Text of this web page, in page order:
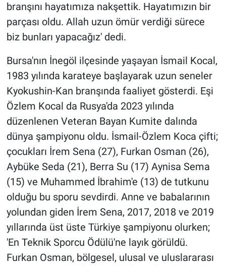
branşını hayatımıza nakşettik. Hayatımızın bir
parçası oldu. Allah uzun ömür verdiği sürece
biz bunları yapacağız' dedi.
Bursa'nın İnegöl ilçesinde yaşayan İsmail Kocal,
1983 yılında karateye başlayarak uzun seneler
Kyokushin-Kan branşında faaliyet gösterdi. Eşi
Özlem Kocal da Rusya'da 2023 yılında
düzenlenen Veteran Bayan Kumite dalında
dünya şampiyonu oldu. İsmail-Özlem Koca çifti;
çocukları İrem Sena (27), Furkan Osman (26),
Aybüke Seda (21), Berra Su (17) Aynisa Sema
(15) ve Muhammed İbrahim'e (13) de tutkunu
olduğu bu sporu sevdirdi. Anne ve babalarının
yolundan giden İrem Sena, 2017, 2018 ve 2019
yıllarında üst üste Türkiye şampiyonu olurken;
'En Teknik Sporcu Ödülü'ne layık görüldü.
Furkan Osman, bölgesel, ulusal ve uluslararası